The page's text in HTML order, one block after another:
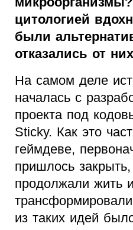
цитологией
были
отказались от
На самом деле
началась с
проекта под
Sticky. Как это
геймдеве,
пришлось
продолжали жить и
из таких идей